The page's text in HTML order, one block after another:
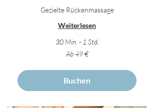
Gezielte Rückenmassage
Weiterlesen
30 Min. - 1 Std.
Ab 49 €
Buchen